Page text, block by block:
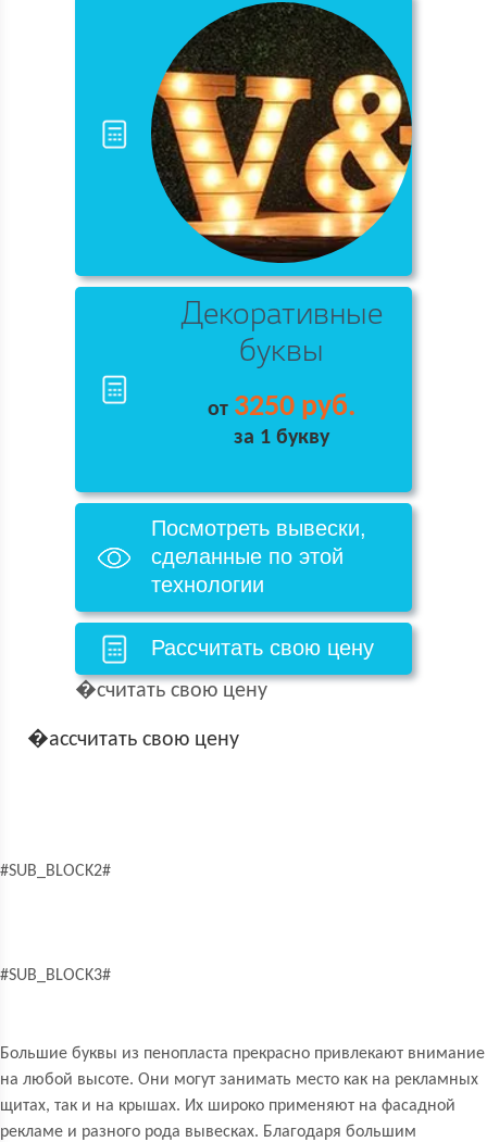
Декоративные
буквы
от 3250 руб.
за 1 букву
Посмотреть вывески,
сделанные по этой
технологии
Рассчитать свою цену
�считать свою цену
�ассчитать свою цену
#SUB_BLOCK2#
#SUB_BLOCK3#
Большие буквы из пенопласта прекрасно привлекают внимание
на любой высоте. Они могут занимать место как на рекламных
щитах, так и на крышах. Их широко применяют на фасадной
рекламе и разного рода вывесках. Благодаря большим